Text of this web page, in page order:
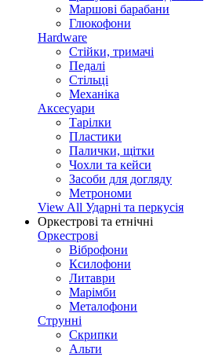
Маршові барабани
Глюкофони
Hardware
Стійки, тримачі
Педалі
Стільці
Механіка
Аксесуари
Тарілки
Пластики
Палички, щітки
Чохли та кейси
Засоби для догляду
Метрономи
View All Ударні та перкусія
Оркестрові та етнічні
Оркестрові
Віброфони
Ксилофони
Литаври
Марімби
Металофони
Струнні
Скрипки
Альти